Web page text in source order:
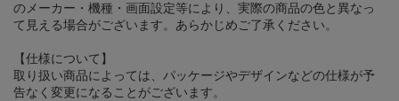
のメーカー・機種・画面設定等により、実際の商品の色と異なっ
て見える場合がございます。あらかじめご了承ください。
【仕様について】
取り扱い商品によっては、パッケージやデザインなどの仕様が予
告なく変更になることがございます。